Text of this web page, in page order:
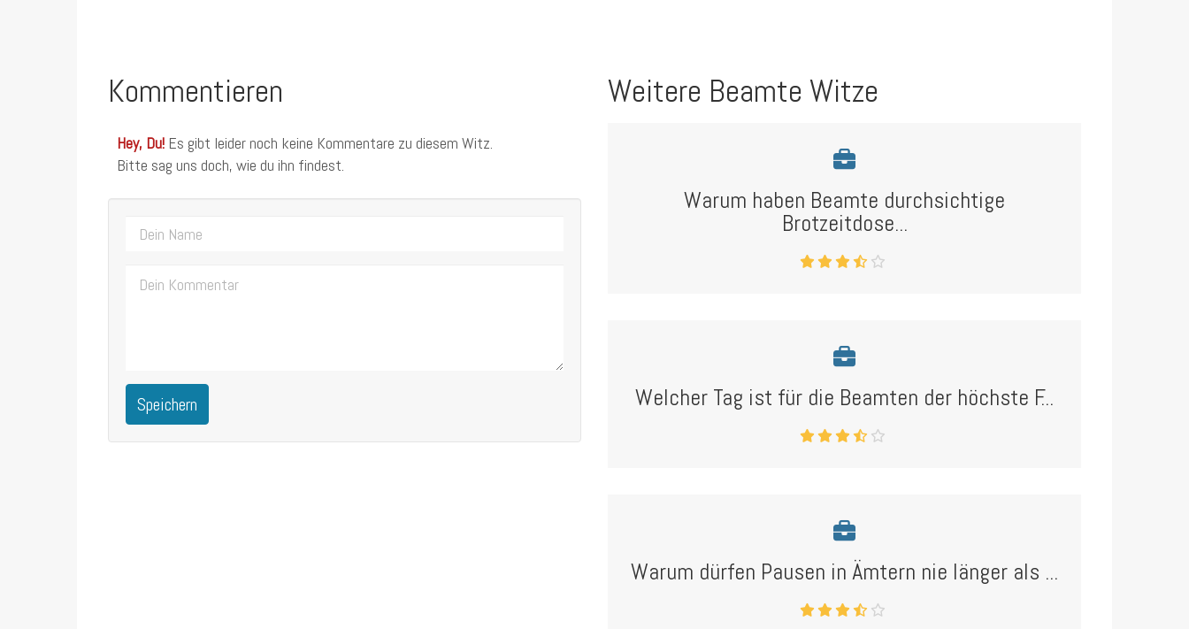
Kommentieren
Hey, Du! Es gibt leider noch keine Kommentare zu diesem Witz.
Bitte sag uns doch, wie du ihn findest.
Speichern
Weitere Beamte Witze
Warum haben Beamte durchsichtige
Brotzeitdose...
Welcher Tag ist für die Beamten der höchste F...
Warum dürfen Pausen in Ämtern nie länger als ...